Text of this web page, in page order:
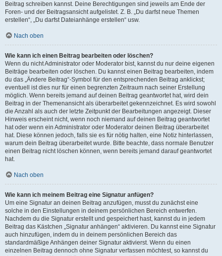
Beitrag schreiben kannst. Deine Berechtigungen sind jeweils am Ende der
Foren- und der Beitragsansicht aufgelistet. Z. B. „Du darfst neue Themen
erstellen“, „Du darfst Dateianhänge erstellen“ usw.
Nach oben
Wie kann ich einen Beitrag bearbeiten oder löschen?
Wenn du nicht Administrator oder Moderator bist, kannst du nur deine eigenen
Beiträge bearbeiten oder löschen. Du kannst einen Beitrag bearbeiten, indem
du das „Ändere Beitrag“-Symbol für den entsprechenden Beitrag anklickst;
eventuell ist dies nur für einen begrenzten Zeitraum nach seiner Erstellung
möglich. Wenn bereits jemand auf deinen Beitrag geantwortet hat, wird dein
Beitrag in der Themenansicht als überarbeitet gekennzeichnet. Es wird sowohl
die Anzahl als auch der letzte Zeitpunkt der Bearbeitungen angezeigt. Dieser
Hinweis erscheint nicht, wenn noch niemand auf deinen Beitrag geantwortet
hat oder wenn ein Administrator oder Moderator deinen Beitrag überarbeitet
hat. Diese können jedoch, falls sie es für nötig halten, eine Notiz hinterlassen,
warum dein Beitrag überarbeitet wurde. Bitte beachte, dass normale Benutzer
einen Beitrag nicht löschen können, wenn bereits jemand darauf geantwortet
hat.
Nach oben
Wie kann ich meinem Beitrag eine Signatur anfügen?
Um eine Signatur an deinen Beitrag anzufügen, musst du zunächst eine
solche in den Einstellungen in deinem persönlichen Bereich entwerfen.
Nachdem du die Signatur erstellt und gespeichert hast, kannst du in jedem
Beitrag das Kästchen „Signatur anhängen“ aktivieren. Du kannst eine Signatur
auch hinzufügen, indem du in deinem persönlichen Bereich das
standardmäßige Anhängen deiner Signatur aktivierst. Wenn du einen
einzelnen Beitrag dennoch ohne Signatur verfassen möchtest, so kannst du